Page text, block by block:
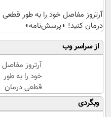
آرتروز مفاصل خود را به طور قطعی
درمان کنید! ◗پرسش‌نامه◖
از سراسر وب
آرتروز مفاصل
خود را به طور
قطعی درمان
کنید!
◗پرسش‌نامه◖
وبگردی